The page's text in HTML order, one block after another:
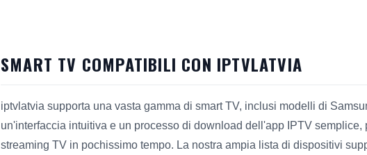
SMART TV COMPATIBILI CON IPTVLATVIA
iptvlatvia supporta una vasta gamma di smart TV, inclusi modelli di
un'interfaccia intuitiva e un processo di download dell'app IPTV
streaming TV in pochissimo tempo. La nostra ampia lista di dispositivi